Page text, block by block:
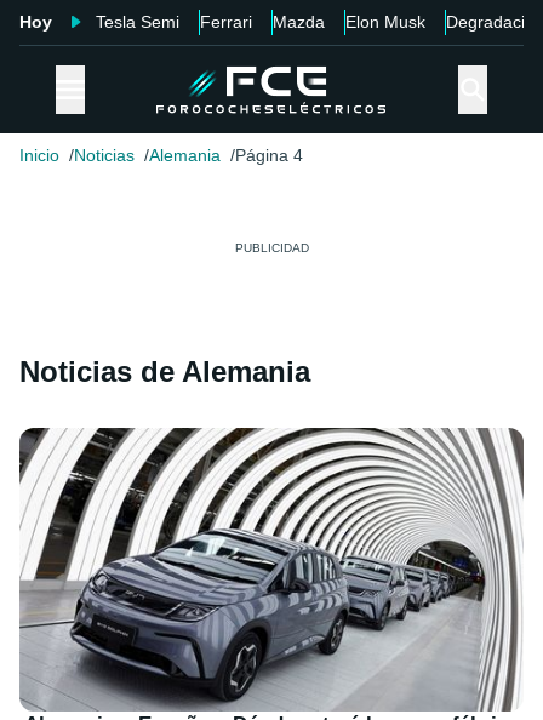
Hoy Tesla Semi Ferrari Mazda Elon Musk Degradación
Inicio Noticias Alemania Página 4
Noticias de Alemania